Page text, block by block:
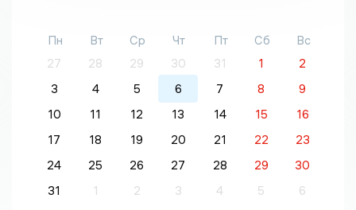
Пн Вт Ср Чт Пт Сб
Вс
27
28 29 30 31 1
2
3
4 5 6 7 8
9
10
11 12 13 14 15
16
17
18 19 20 21 22
23
24
25 26 27 28 29
30
31
1 2 3 4 5 6